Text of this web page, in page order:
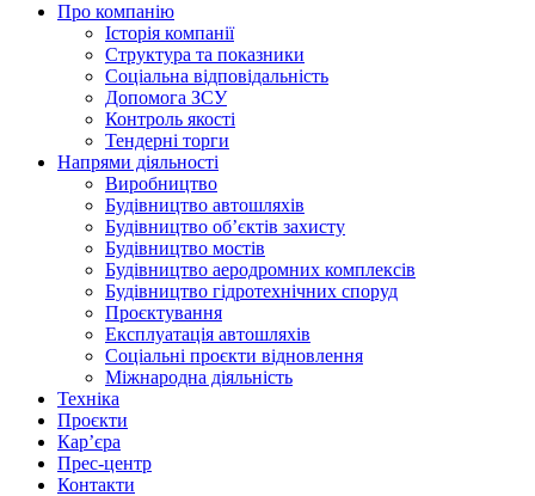
Про компанію
Історія компанії
Структура та показники
Соціальна відповідальність
Допомога ЗСУ
Контроль якості
Тендерні торги
Напрями діяльності
Виробництво
Будівництво автошляхів
Будівництво обʼєктів захисту
Будівництво мостів
Будівництво аеродромних комплексів
Будівництво гідротехнічних споруд
Проєктування
Експлуатація автошляхів
Соціальні проєкти відновлення
Міжнародна діяльність
Техніка
Проєкти
Кар’єра
Прес-центр
Контакти